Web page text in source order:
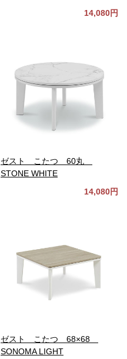
14,080円
ゼスト こたつ 60丸
STONE WHITE
14,080円
ゼスト こたつ 68×68
SONOMA LIGHT